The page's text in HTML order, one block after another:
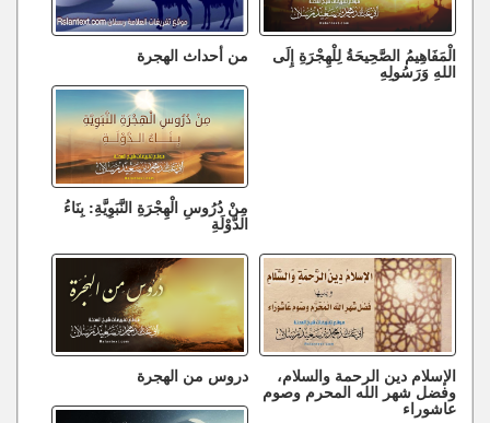
الْمَفَاهِيمُ الصَّحِيحَةُ لِلْهِجْرَةِ إِلَى
اللهِ وَرَسُولِهِ
من أحداث الهجرة
مِنْ دُرُوسِ الْهِجْرَةِ النَّبَوِيَّةِ: بِنَاءُ
الدَّوْلَةِ
الإسلام دين الرحمة والسلام،
وفضل شهر الله المحرم وصوم
عاشوراء
دروس من الهجرة